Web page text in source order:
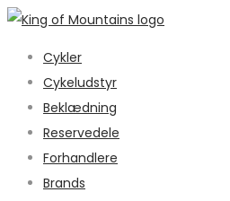
Cykler
Cykeludstyr
Beklædning
Reservedele
Forhandlere
Brands